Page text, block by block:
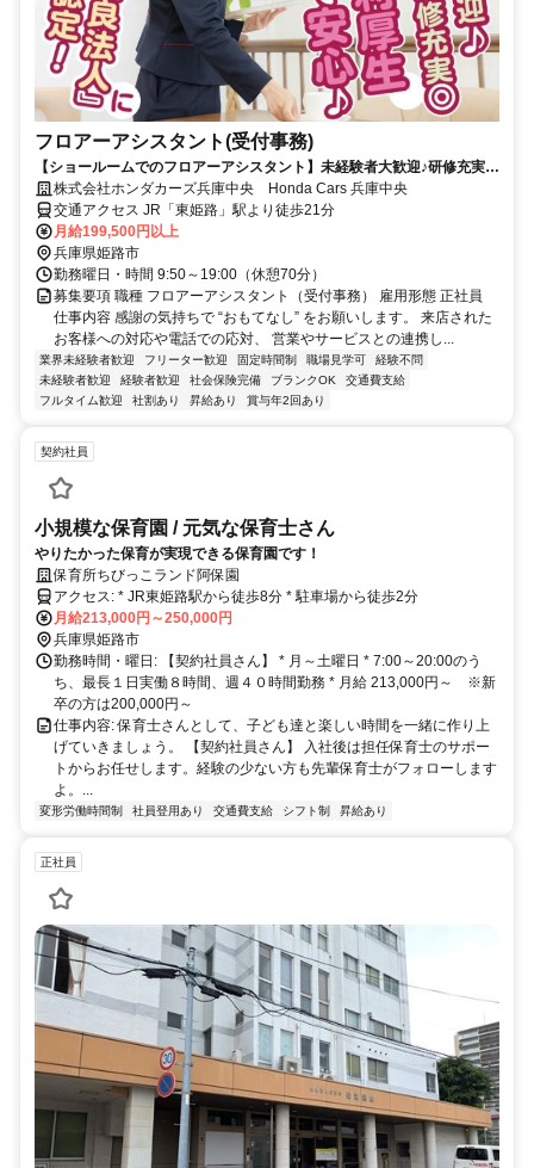
フロアーアシスタント(受付事務)
【ショールームでのフロアーアシスタント】未経験者大歓迎♪研修充実◎
年間休日115日！待遇豊富♪
株式会社ホンダカーズ兵庫中央 Honda Cars 兵庫中央
交通アクセス JR「東姫路」駅より徒歩21分
月給199,500円以上
兵庫県姫路市
勤務曜日・時間 9:50～19:00（休憩70分）
募集要項 職種 フロアーアシスタント（受付事務） 雇用形態 正社員
仕事内容 感謝の気持ちで “おもてなし” をお願いします。 来店された
お客様への対応や電話での応対、 営業やサービスとの連携し...
業界未経験者歓迎 フリーター歓迎 固定時間制 職場見学可
経験不問
未経験者歓迎
経験者歓迎 社会保険完備 ブランクOK
交通費支給
フルタイム歓迎
社割あり 昇給あり 賞与年2回あり
契約社員
小規模な保育園 / 元気な保育士さん
やりたかった保育が実現できる保育園です！
保育所ちびっこランド阿保園
アクセス: * JR東姫路駅から徒歩8分 * 駐車場から徒歩2分
月給213,000円～250,000円
兵庫県姫路市
勤務時間・曜日: 【契約社員さん】 * 月～土曜日 * 7:00～20:00のう
ち、最長１日実働８時間、週４０時間勤務 * 月給 213,000円～ ※新
卒の方は200,000円～
仕事内容: 保育士さんとして、子ども達と楽しい時間を一緒に作り上
げていきましょう。 【契約社員さん】 入社後は担任保育士のサポー
トからお任せします。経験の少ない方も先輩保育士がフォローします
よ。...
変形労働時間制 社員登用あり 交通費支給 シフト制 昇給あり
正社員